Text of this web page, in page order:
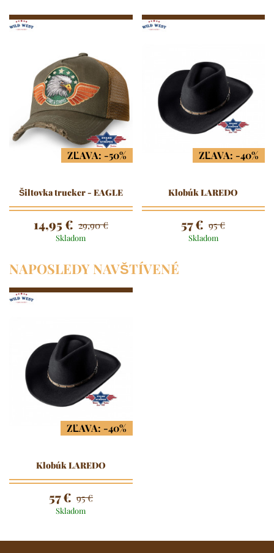
ZĽAVA: -50%
Šiltovka trucker - EAGLE
14,95 € 29,90 €
Skladom
ZĽAVA: -40%
Klobúk LAREDO
57 € 95 €
Skladom
NAPOSLEDY NAVŠTÍVENÉ
ZĽAVA: -40%
Klobúk LAREDO
57 € 95 €
Skladom